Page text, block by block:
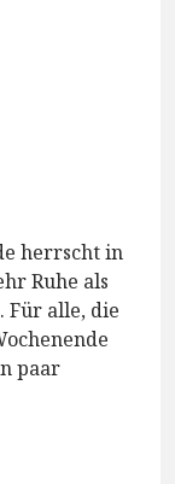
herrscht in
Ruhe als
Für alle, die
paar